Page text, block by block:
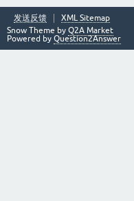
发送反馈
XML Sitemap
Snow Theme by Q2A Market
Powered by Question2Answer